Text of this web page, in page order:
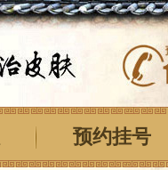
预约挂号